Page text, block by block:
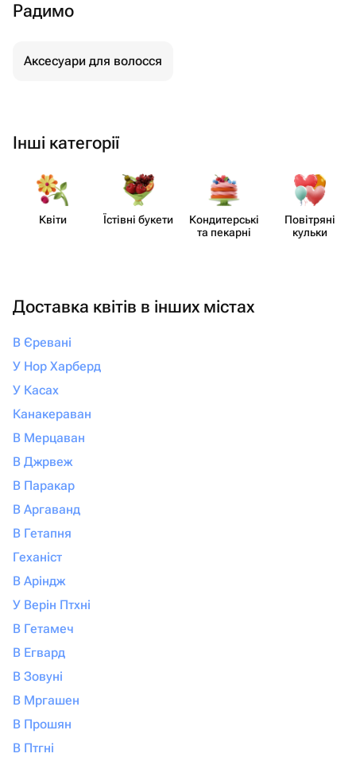
Радимо
Аксесуари для волосся
Інші категорії
Квіти Їстівні букети
Кондит​ерські
та пекарні
Повітряні
кульки
Доставка квітів в інших містах
В Єревані
У Нор Харберд
У Касах
Канакераван
В Мерцаван
В Джрвеж
В Паракар
В Аргаванд
В Гетапня
Геханіст
В Аріндж
У Верін Птхні
В Гетамеч
В Егвард
В Зовуні
В Мргашен
В Прошян
В Птгні